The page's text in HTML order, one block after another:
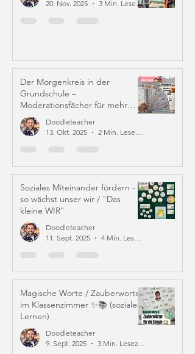
20. Nov. 2025
3 Min. Lesezeit
Der Morgenkreis in der
Grundschule –
Moderationsfächer für mehr
Struktur und Mitverantwortung
Doodleteacher
13. Okt. 2025
2 Min. Lesezeit
Soziales Miteinander fördern -
so wächst unser wir / "Das
kleine WIR"
Doodleteacher
11. Sept. 2025
4 Min. Lesezeit
Magische Worte / Zauberworte
im Klassenzimmer ✨📚 (soziales
Lernen)
Doodleteacher
9. Sept. 2025
3 Min. Lesezeit